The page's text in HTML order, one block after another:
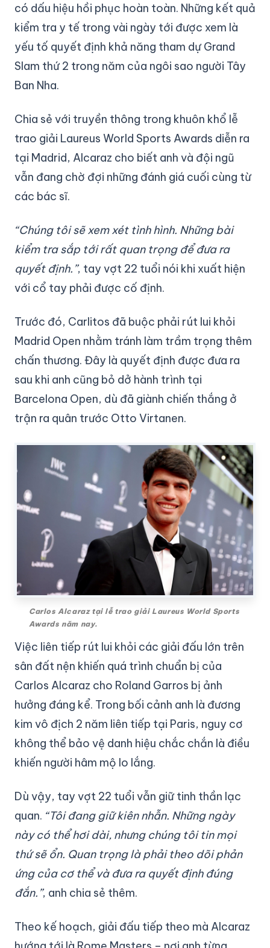
có dấu hiệu hồi phục hoàn toàn. Những kết quả
kiểm tra y tế trong vài ngày tới được xem là
yếu tố quyết định khả năng tham dự Grand
Slam thứ 2 trong năm của ngôi sao người Tây
Ban Nha.
Chia sẻ với truyền thông trong khuôn khổ lễ
trao giải Laureus World Sports Awards diễn ra
tại Madrid, Alcaraz cho biết anh và đội ngũ
vẫn đang chờ đợi những đánh giá cuối cùng từ
các bác sĩ.
“Chúng tôi sẽ xem xét tình hình. Những bài
kiểm tra sắp tới rất quan trọng để đưa ra
quyết định.”, tay vợt 22 tuổi nói khi xuất hiện
với cổ tay phải được cố định.
Trước đó, Carlitos đã buộc phải rút lui khỏi
Madrid Open nhằm tránh làm trầm trọng thêm
chấn thương. Đây là quyết định được đưa ra
sau khi anh cũng bỏ dở hành trình tại
Barcelona Open, dù đã giành chiến thắng ở
trận ra quân trước Otto Virtanen.
Carlos Alcaraz tại lễ trao giải Laureus World Sports
Awards năm nay.
Việc liên tiếp rút lui khỏi các giải đấu lớn trên
sân đất nện khiến quá trình chuẩn bị của
Carlos Alcaraz cho Roland Garros bị ảnh
hưởng đáng kể. Trong bối cảnh anh là đương
kim vô địch 2 năm liên tiếp tại Paris, nguy cơ
không thể bảo vệ danh hiệu chắc chắn là điều
khiến người hâm mộ lo lắng.
Dù vậy, tay vợt 22 tuổi vẫn giữ tinh thần lạc
quan. “Tôi đang giữ kiên nhẫn. Những ngày
này có thể hơi dài, nhưng chúng tôi tin mọi
thứ sẽ ổn. Quan trọng là phải theo dõi phản
ứng của cơ thể và đưa ra quyết định đúng
đắn.”, anh chia sẻ thêm.
Theo kế hoạch, giải đấu tiếp theo mà Alcaraz